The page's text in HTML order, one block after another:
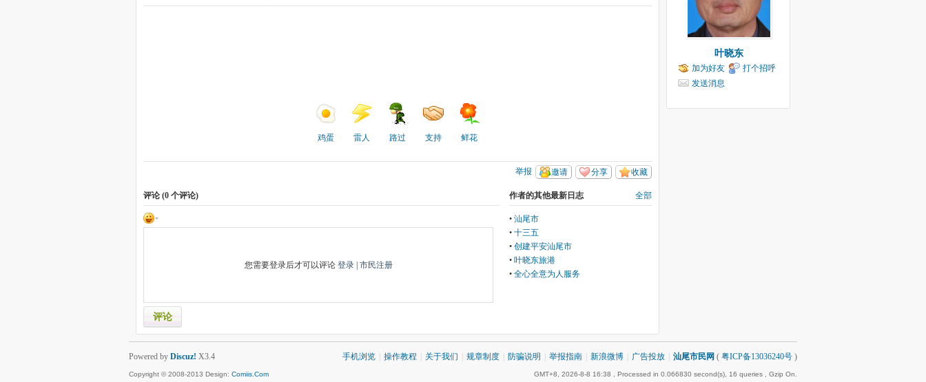
鸡蛋 雷人 路过 支持 鲜花
收藏
分享
邀请
举报
全部
作者的其他最新日志
•汕尾市
•十三五
•创建平安汕尾市
•叶晓东旅港
•全心全意为人服务
评论 (0 个评论)
您需要登录后才可以评论 登录| 市民注册
评论
叶晓东
加为好友
打个招呼
发送消息
手机浏览 操作教程 关于我们 规章制度 防骗说明 举报指南 新浪微博 广告投放 汕尾市民网 ( 粤ICP备13036240号 )
GMT+8, 2026-8-8 16:38 , Processed in 0.066830 second(s), 16 queries , Gzip On.
Powered by Discuz! X3.4
Copyright © 2008-2013 Design: Comiis.Com